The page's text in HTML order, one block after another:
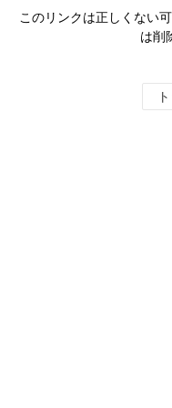
このリンクは正しくない
は削